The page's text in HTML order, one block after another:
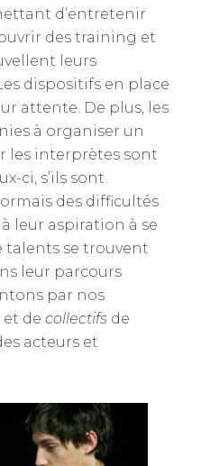
d’entretenir
des training et
leurs
dispositifs en place
attente. De plus, les
à organiser un
les interprètes sont
ci, s’ils sont
des difficultés
leur aspiration à se
talents se trouvent
leur parcours
par nos
et de collectifs de
acteurs et